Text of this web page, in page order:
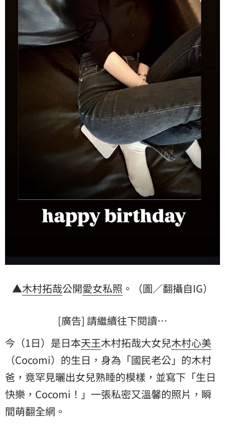
▲木村拓哉公開愛女私照 。（圖／翻攝自IG）
[廣告] 請繼續往下閱讀…
今（1日）是日本天王木村拓哉大女兒木村心美
（Cocomi）的生日，身為「國民老公」的木村
爸，竟罕見曬出女兒熟睡的模樣，並寫下「生日
快樂，Cocomi！」一張私密又溫馨的照片，瞬
間萌翻全網。